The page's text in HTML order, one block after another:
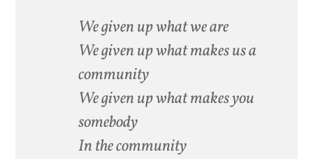
We given up what we are
We given up what makes us a
community
We given up what makes you
somebody
In the community